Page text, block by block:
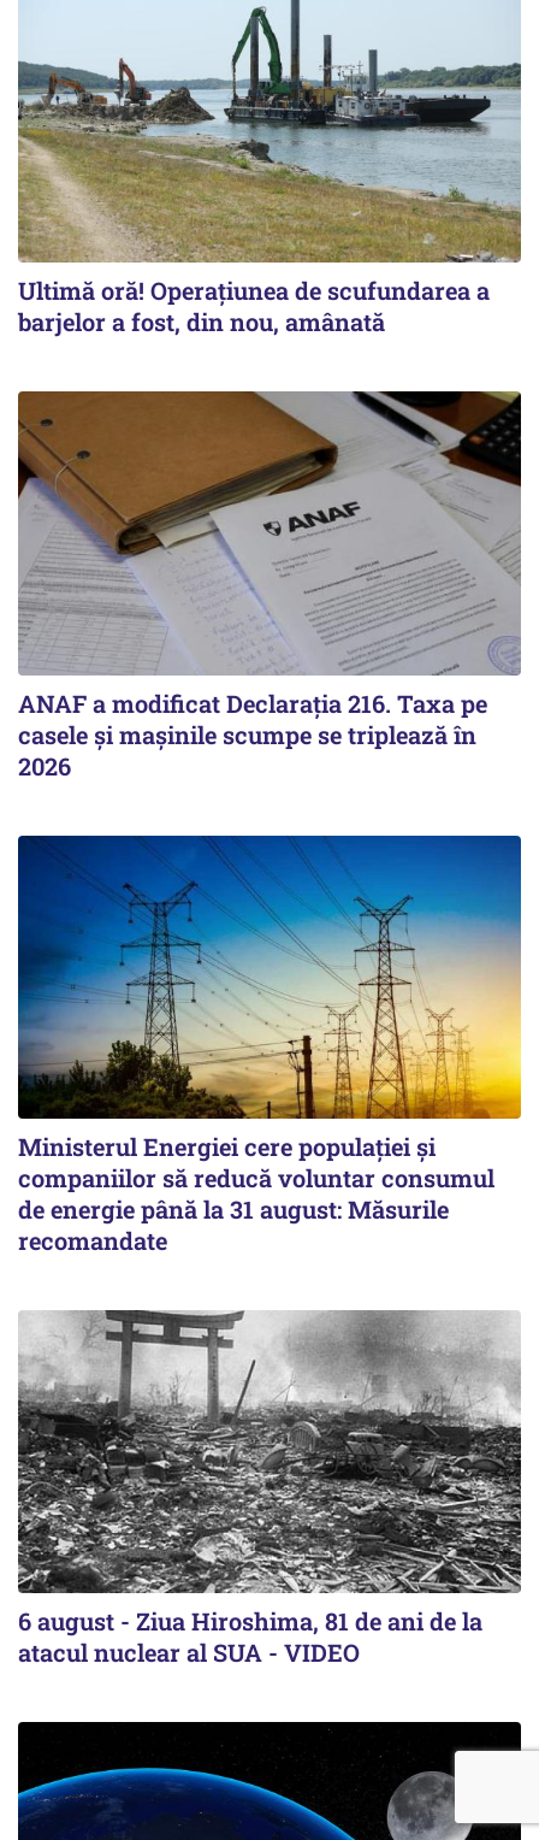
Ultimă oră! Operațiunea de scufundarea a
barjelor a fost, din nou, amânată
ANAF a modificat Declarația 216. Taxa pe
casele și mașinile scumpe se triplează în
2026
Ministerul Energiei cere populației și
companiilor să reducă voluntar consumul
de energie până la 31 august: Măsurile
recomandate
6 august - Ziua Hiroshima, 81 de ani de la
atacul nuclear al SUA - VIDEO